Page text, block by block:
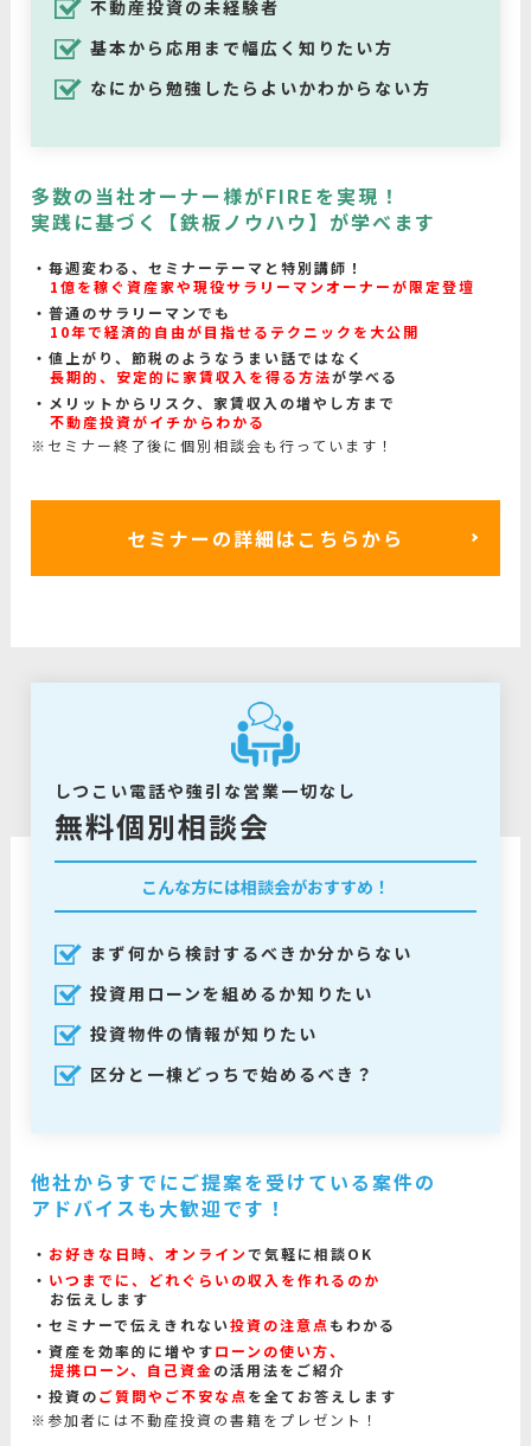
不動産投資の未経験者
基本から応用まで幅広く知りたい方
なにから勉強したらよいかわからない方
多数の当社オーナー様がFIREを実現！
実践に基づく【鉄板ノウハウ】が学べます
毎週変わる、セミナーテーマと特別講師！
1億を稼ぐ資産家や現役サラリーマンオーナーが限定登壇
普通のサラリーマンでも
10年で経済的自由が目指せるテクニックを大公開
値上がり、節税のようなうまい話ではなく
長期的、安定的に家賃収入を得る方法が学べる
メリットからリスク、家賃収入の増やし方まで
不動産投資がイチからわかる
※セミナー終了後に個別相談会も行っています！
セミナーの詳細はこちらから
しつこい電話や強引な営業一切なし
無料個別相談会
こんな方には相談会がおすすめ！
まず何から検討するべきか分からない
投資用ローンを組めるか知りたい
投資物件の情報が知りたい
区分と一棟どっちで始めるべき？
他社からすでにご提案を受けている案件の
アドバイスも大歓迎です！
お好きな日時、オンラインで気軽に相談OK
いつまでに、どれぐらいの収入を作れるのか
お伝えします
セミナーで伝えきれない投資の注意点 もわかる
資産を効率的に増やすローンの使い方、
提携ローン、自己資金の活用法をご紹介
投資のご質問やご不安な点 を全てお答えします
※参加者には不動産投資の書籍をプレゼント！